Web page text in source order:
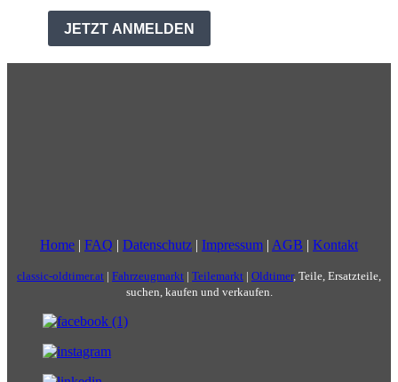
Home | FAQ | Datenschutz | Impressum | AGB | Kontakt
classic-oldtimer.at | Fahrzeugmarkt | Teilemarkt | Oldtimer, Teile, Ersatzteile,
suchen, kaufen und verkaufen.